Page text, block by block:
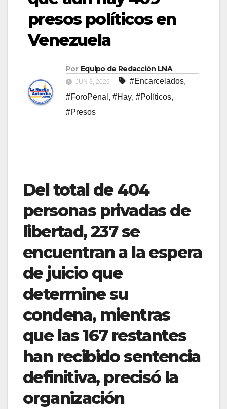
presos políticos en
Venezuela
Por Equipo de Redacción LNA
JUN 3, 2026 #Encarcelados,
#ForoPenal , #Hay, #Políticos,
#Presos
Del total de 404
personas privadas de
libertad, 237 se
encuentran a la espera
de juicio que
determine su
condena, mientras
que las 167 restantes
han recibido sentencia
definitiva, precisó la
organización